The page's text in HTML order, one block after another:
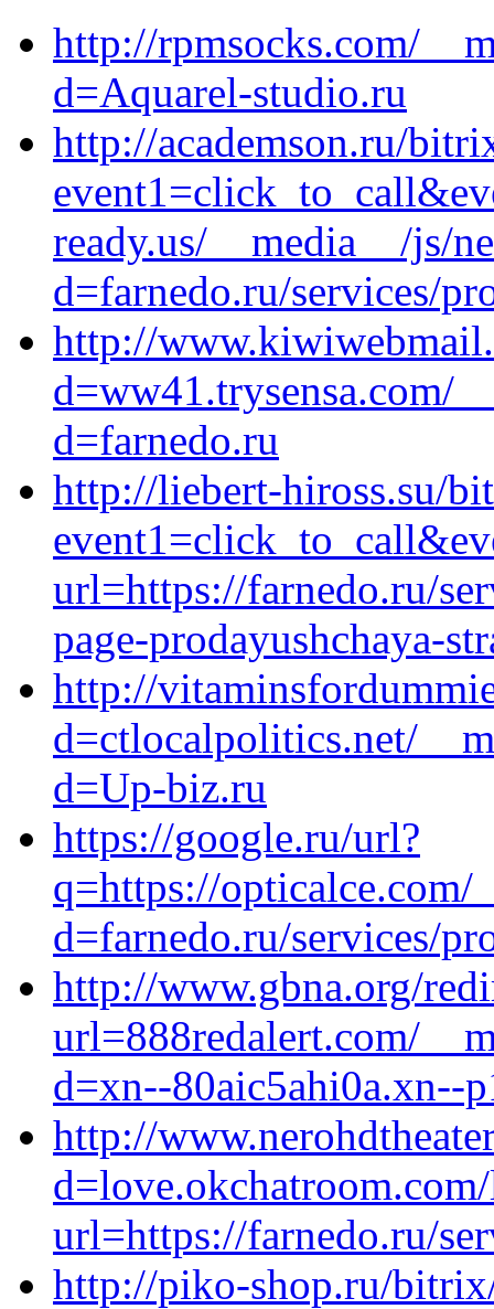
http://rpmsocks.com/
d=Aquarel-studio.ru
http://academson.ru/
ready.us/__media__/js/
d=farnedo.ru/services/
http://
d=ww41.trysensa.com/
d=farnedo.ru
http://liebert-hiross.su/
url=https://farnedo.ru/
page-prodayushchaya-
http://
d=ctlocalpolitics.net/
d=Up-biz.ru
https://google.ru/url?
q=https://opticalce.com/
d=farnedo.ru/services/
http://www.gbna.org/
url=888redalert.com/
d=xn--80aic5ahi0a.xn--
http://
url=https://farnedo.ru/
http://piko-shop.ru/